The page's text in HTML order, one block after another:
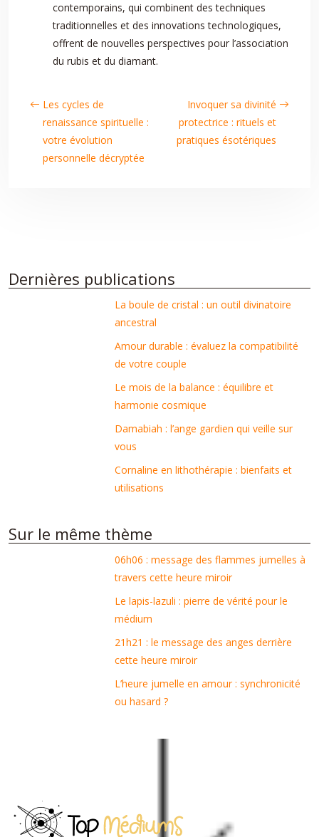
contemporains, qui combinent des techniques
traditionnelles et des innovations technologiques,
offrent de nouvelles perspectives pour l’association
du rubis et du diamant.
Les cycles de
renaissance spirituelle :
votre évolution
personnelle décryptée
Invoquer sa divinité
protectrice : rituels et
pratiques ésotériques
Dernières publications
La boule de cristal : un outil divinatoire
ancestral
Amour durable : évaluez la compatibilité
de votre couple
Le mois de la balance : équilibre et
harmonie cosmique
Damabiah : l’ange gardien qui veille sur
vous
Cornaline en lithothérapie : bienfaits et
utilisations
Sur le même thème
06h06 : message des flammes jumelles à
travers cette heure miroir
Le lapis-lazuli : pierre de vérité pour le
médium
21h21 : le message des anges derrière
cette heure miroir
L’heure jumelle en amour : synchronicité
ou hasard ?